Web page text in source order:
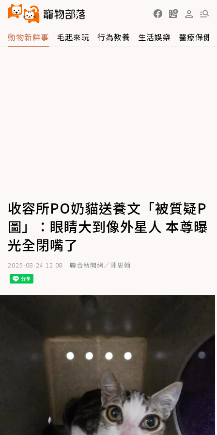
動物新鮮事 毛起來玩 行為教養 生活娛樂 醫療保健
收容所PO奶貓送養文「被質疑P
圖」：眼睛大到像外星人 本尊曝
光全閉嘴了
2025-08-24 12:08 聯合新聞網／陳思翰